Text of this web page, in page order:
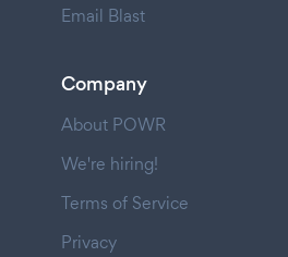
Email Blast
Company
About POWR
We're hiring!
Terms of Service
Privacy